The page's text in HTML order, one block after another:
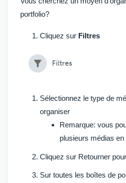
portfolio?
Cliquez sur Filtres
Sélectionnez le type de
organiser
Remarque: vous
plusieurs médias
Cliquez sur Retourner
Sur toutes les boîtes de